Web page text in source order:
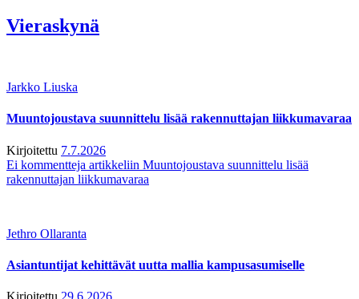
Vieraskynä
Jarkko Liuska
Muuntojoustava suunnittelu lisää rakennuttajan liikkumavaraa
Kirjoitettu 7.7.2026
Ei kommentteja artikkeliin Muuntojoustava suunnittelu lisää
rakennuttajan liikkumavaraa
Jethro Ollaranta
Asiantuntijat kehittävät uutta mallia kampusasumiselle